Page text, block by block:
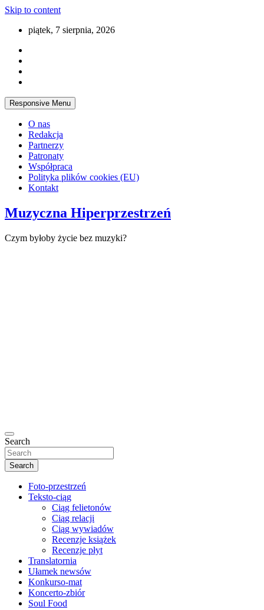
Skip to content
piątek, 7 sierpnia, 2026
Responsive Menu
O nas
Redakcja
Partnerzy
Patronaty
Współpraca
Polityka plików cookies (EU)
Kontakt
Muzyczna Hiperprzestrzeń
Czym byłoby życie bez muzyki?
Search
Search
Foto-przestrzeń
Teksto-ciąg
Ciąg felietonów
Ciąg relacji
Ciąg wywiadów
Recenzje książek
Recenzje płyt
Translatornia
Ułamek newsów
Konkurso-mat
Koncerto-zbiór
Soul Food